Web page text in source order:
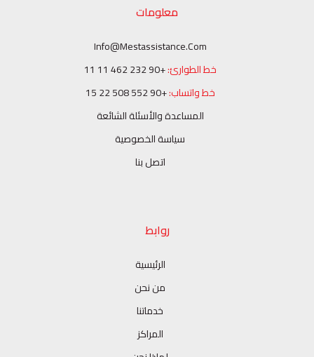
معلومات
Info@mestassistance.com
خط الطوارئ:+90 232 462 11 11
خط واتساب:+90 552 508 22 15
المساعدة والأسئلة الشائعة
سياسة الخصوصية
اتصل بنا
روابط
الرئيسية
من نحن
خدماتنا
المراكز